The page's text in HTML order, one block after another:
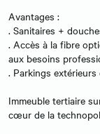
Avantages :
. Sanitaires +
. Accès à la fibre
aux besoins
. Parkings extérieurs
Immeuble tertiaire
cœur de la